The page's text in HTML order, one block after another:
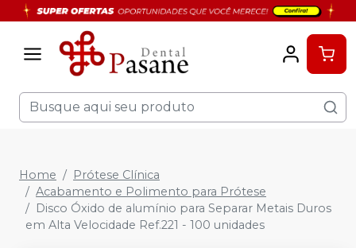
Home
Prótese Clínica
Acabamento e Polimento para Prótese
Disco Óxido de alumínio para Separar Metais Duros
em Alta Velocidade Ref.221 - 100 unidades